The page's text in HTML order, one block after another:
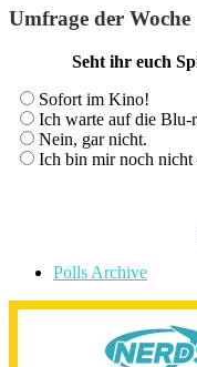
Umfrage der Woche
Seht ihr euch
Sofort im Kino!
Ich warte auf die Blu-
Nein, gar nicht.
Ich bin mir noch nicht
Polls Archive